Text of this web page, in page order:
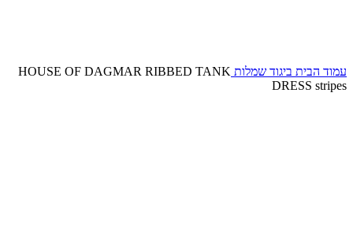
עמוד הבית ביגוד שמלות HOUSE OF DAGMAR RIBBED TANK
DRESS stripes